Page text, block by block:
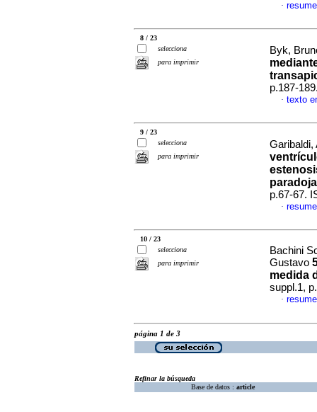
·
8 / 23
selecciona
para imprimir
Byk,
p.187-
· texto
9 / 23
selecciona
para imprimir
Garibaldi,
p.67-67.
·
10 / 23
selecciona
para imprimir
Bachini
Gustavo
medida
suppl.1,
·
página 1 de 3
Refinar la búsqueda
Base de datos : article